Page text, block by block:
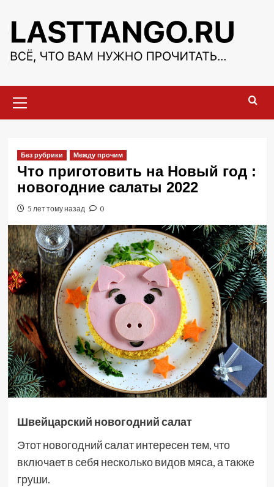
содержимому
меню
Без рубрики Между прочим
Что приготовить на Новый год :
новогодние салаты 2022
5 лет тому назад 0
Швейцарский новогодний салат
Этот новогодний салат интересен тем, что
включает в себя несколько видов мяса, а также
груши.